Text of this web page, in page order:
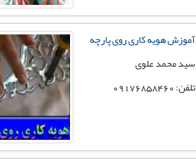
آموزش هویه کاری روی پارچه
سید محمد علوی
تلفن: 09176858460